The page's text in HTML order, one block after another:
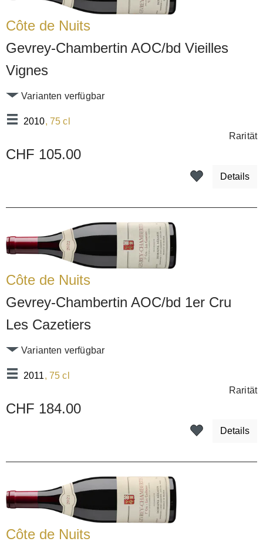
Côte de Nuits
Gevrey-Chambertin AOC/bd Vieilles
Vignes
2010, 75 cl
Varianten verfügbar
Rarität
CHF 105.00
Details
Côte de Nuits
Gevrey-Chambertin AOC/bd 1er Cru
Les Cazetiers
2011, 75 cl
Varianten verfügbar
Rarität
CHF 184.00
Details
Côte de Nuits